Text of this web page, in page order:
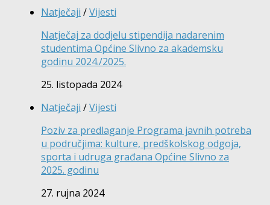
Natječaji /Vijesti
Natječaj za dodjelu stipendija nadarenim
studentima Općine Slivno za akademsku
godinu 2024./2025.
25. listopada 2024
Natječaji /Vijesti
Poziv za predlaganje Programa javnih potreba
u područjima: kulture, predškolskog odgoja,
sporta i udruga građana Općine Slivno za
2025. godinu
27. rujna 2024